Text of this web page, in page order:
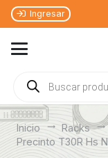
Ingresar
Búsqueda
de
productos
Inicio trending_flat Racks trending_flat
Precinto T30R Hs